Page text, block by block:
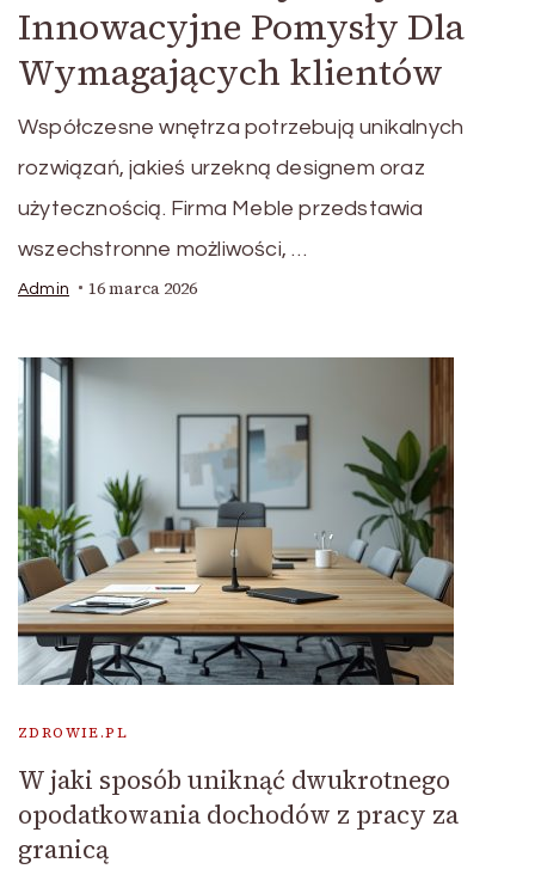
Innowacyjne Pomysły Dla
Wymagających klientów
Współczesne wnętrza potrzebują unikalnych
rozwiązań, jakieś urzekną designem oraz
użytecznością. Firma Meble przedstawia
wszechstronne możliwości, …
Admin 16 marca 2026
ZDROWIE.PL
W jaki sposób uniknąć dwukrotnego
opodatkowania dochodów z pracy za
granicą